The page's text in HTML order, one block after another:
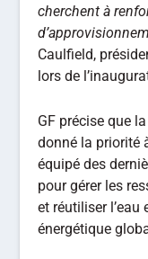
cherchent à
Caulfield,
lors de
GF précise que
donné la priorité
équipé des
pour gérer les
et réutiliser l’eau
énergétique